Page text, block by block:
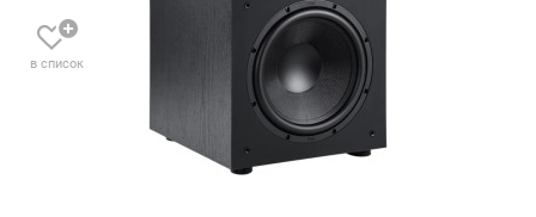
в список